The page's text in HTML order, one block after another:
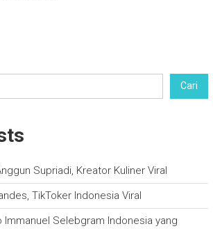
Cari
Supriadi, Kreator Kuliner Viral
TikToker Indonesia Viral
Immanuel Selebgram Indonesia yang